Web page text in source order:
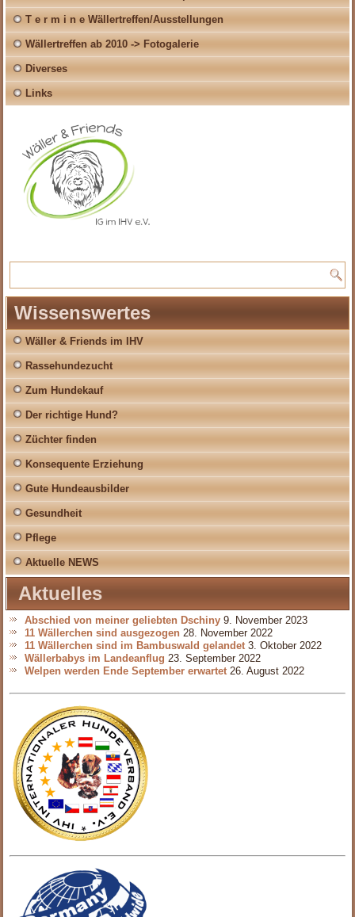
T e r m i n e Wällertreffen/Ausstellungen
Wällertreffen ab 2010 -> Fotogalerie
Diverses
Links
Wissenswertes
Wäller & Friends im IHV
Rassehundezucht
Zum Hundekauf
Der richtige Hund?
Züchter finden
Konsequente Erziehung
Gute Hundeausbilder
Gesundheit
Pflege
Aktuelle NEWS
Aktuelles
Abschied von meiner geliebten Dschiny 9. November 2023
11 Wällerchen sind ausgezogen 28. November 2022
11 Wällerchen sind im Bambuswald gelandet 3. Oktober 2022
Wällerbabys im Landeanflug 23. September 2022
Welpen werden Ende September erwartet 26. August 2022